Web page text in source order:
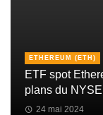
ETHEREUM (ETH)
ETF spot
plans du
24 mai 2024